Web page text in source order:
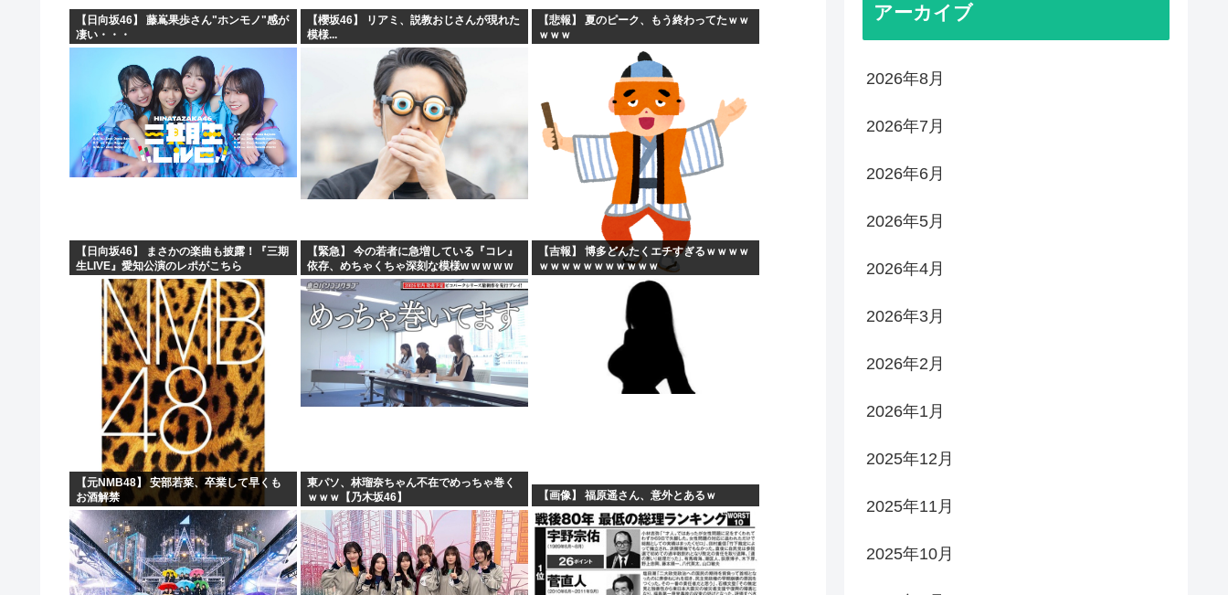
【日向坂46】 藤嶌果歩さん"ホンモノ"感が
凄い・・・
【櫻坂46】 リアミ、説教おじさんが現れた
模様...
【悲報】 夏のピーク、もう終わってたｗｗ
ｗｗｗ
【日向坂46】 まさかの楽曲も披露！『三期
生LIVE』愛知公演のレポがこちら
【緊急】 今の若者に急増している『コレ』
依存、めちゃくちゃ深刻な模様w w w w w
w w w w w
【吉報】 博多どんたくエチすぎるｗｗｗｗ
ｗｗｗｗｗｗｗｗｗｗｗ
【元NMB48】 安部若菜、卒業して早くも
お酒解禁
東パソ、林瑠奈ちゃん不在でめっちゃ巻く
ｗｗｗ【乃木坂46】
【画像】 福原遥さん、意外とあるｗ
アーカイブ
2026年8月
2026年7月
2026年6月
2026年5月
2026年4月
2026年3月
2026年2月
2026年1月
2025年12月
2025年11月
2025年10月